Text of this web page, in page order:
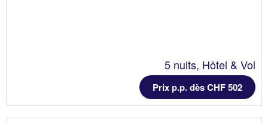
5 nuits, Hôtel & Vol
Prix p.p. dès CHF 502